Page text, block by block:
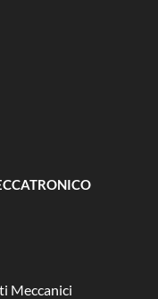
Meccanici